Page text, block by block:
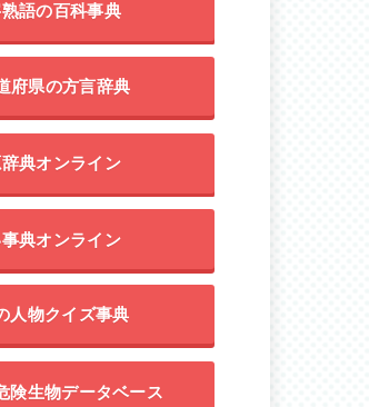
語の百科事典
府県の方言辞典
典オンライン
典オンライン
人物クイズ事典
険生物データベース